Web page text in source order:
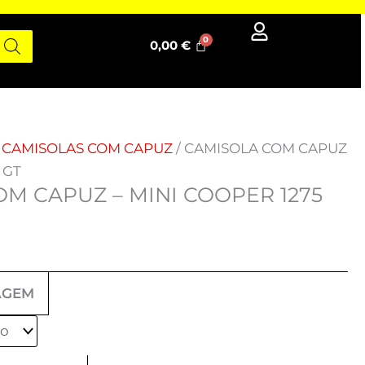
0,00€
CAMISOLAS COM CAPUZ / CAMISOLA COM CAPUZ
CAPUZ – MINI COOPER 1275